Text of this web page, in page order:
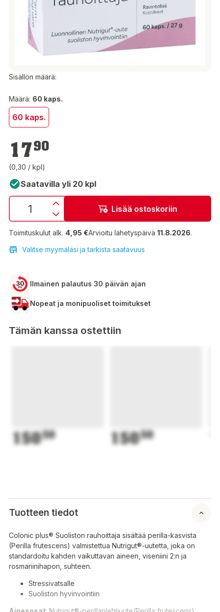
Sisällön määrä:
Määrä: 60 kaps.
60 kaps.
17,90 €
1790
(0,30 / kpl)
Saatavilla yli 20 kpl
Lisää ostoskoriin
Toimituskulut alk. 4,95 €Arvioitu lähetyspäivä 11.8.2026.
Valitse myymäläsi ja tarkista saatavuus
Ilmainen palautus 30 päivän ajan
Nopeat ja monipuoliset toimitukset
Tämän kanssa ostettiin
15050 15050
Tuotteen tiedot
Colonic plus® Suoliston rauhoittaja sisältää perilla-kasvista
(Perilla frutescens) valmistettua Nutrigut®-uutetta, joka on
standardoitu kahden vaikuttavan aineen, viseniini 2:n ja
rosmariinihapon, suhteen.
Stressivatsalle
Suoliston hyvinvointiin